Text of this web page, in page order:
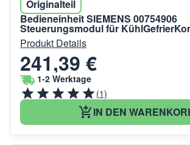
Originalteil
Bedieneinheit SIEMENS 00754906
Steuerungsmodul für
Produkt Details
241,39 €
1-2 Werktage
(1)
IN DEN